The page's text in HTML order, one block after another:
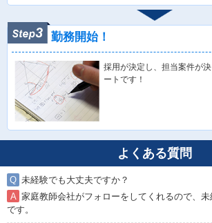
勤務開始！
採用が決定し、担当案件が
ートです！
よくある質問
未経験でも大丈夫ですか？
家庭教師会社がフォローをしてくれるので、
です。